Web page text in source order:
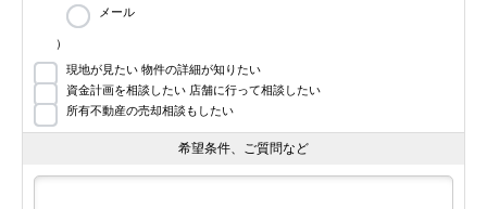
メール
）
現地が見たい 物件の詳細が知りたい
資金計画を相談したい 店舗に行って相談したい
所有不動産の売却相談もしたい
希望条件、ご質問など